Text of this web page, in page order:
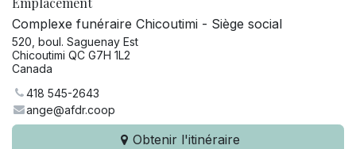
Complexe funéraire Chicoutimi - Siège social
520, boul. Saguenay Est
Chicoutimi QC G7H 1L2
Canada
418 545-2643
ange@afdr.coop
Obtenir l'itinéraire